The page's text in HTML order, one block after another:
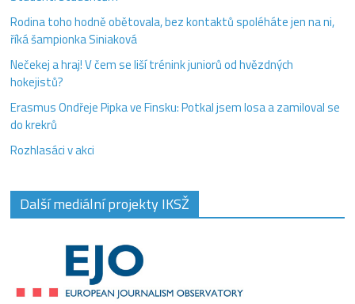
Rodina toho hodně obětovala, bez kontaktů spoléháte jen na ni,
říká šampionka Siniaková
Nečekej a hraj! V čem se liší trénink juniorů od hvězdných
hokejistů?
Erasmus Ondřeje Pipka ve Finsku: Potkal jsem losa a zamiloval se
do krekrů
Rozhlasáci v akci
Další mediální projekty IKSŽ